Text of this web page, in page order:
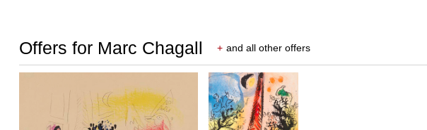
Offers for Marc Chagall + and all other offers